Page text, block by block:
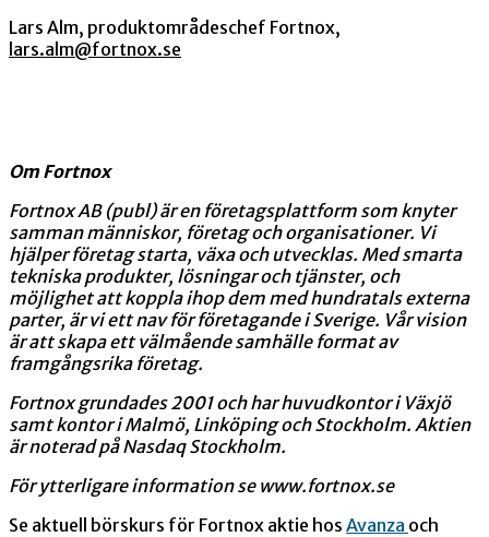
Lars Alm, produktområdeschef Fortnox,
lars.alm@fortnox.se
Om Fortnox
Fortnox AB (publ) är en företagsplattform som knyter
samman människor, företag och organisationer. Vi
hjälper företag starta, växa och utvecklas. Med smarta
tekniska produkter, lösningar och tjänster, och
möjlighet att koppla ihop dem med hundratals externa
parter, är vi ett nav för företagande i Sverige. Vår vision
är att skapa ett välmående samhälle format av
framgångsrika företag.
Fortnox grundades 2001 och har huvudkontor i Växjö
samt kontor i Malmö, Linköping och Stockholm. Aktien
är noterad på Nasdaq Stockholm.
För ytterligare information se www.fortnox.se
Se aktuell börskurs för Fortnox aktie hos Avanza och